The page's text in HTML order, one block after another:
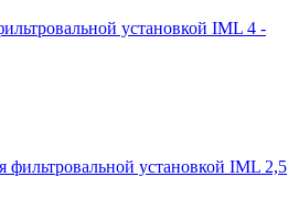
установкой IML 4 -